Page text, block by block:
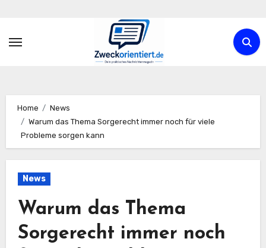
springen
Home
News
Warum das Thema Sorgerecht immer noch für viele
Probleme sorgen kann
News
Warum das Thema
Sorgerecht immer noch